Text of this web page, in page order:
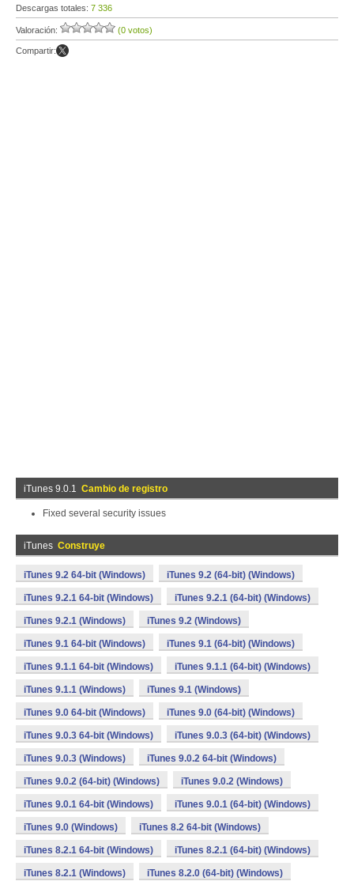
Descargas totales: 7 336
Valoración: (0 votos)
Compartir:
iTunes 9.0.1 Cambio de registro
Fixed several security issues
iTunes Construye
iTunes 9.2 64-bit (Windows) iTunes 9.2 (64-bit) (Windows)
iTunes 9.2.1 64-bit (Windows) iTunes 9.2.1 (64-bit) (Windows)
iTunes 9.2.1 (Windows) iTunes 9.2 (Windows)
iTunes 9.1 64-bit (Windows) iTunes 9.1 (64-bit) (Windows)
iTunes 9.1.1 64-bit (Windows) iTunes 9.1.1 (64-bit) (Windows)
iTunes 9.1.1 (Windows) iTunes 9.1 (Windows)
iTunes 9.0 64-bit (Windows) iTunes 9.0 (64-bit) (Windows)
iTunes 9.0.3 64-bit (Windows) iTunes 9.0.3 (64-bit) (Windows)
iTunes 9.0.3 (Windows) iTunes 9.0.2 64-bit (Windows)
iTunes 9.0.2 (64-bit) (Windows) iTunes 9.0.2 (Windows)
iTunes 9.0.1 64-bit (Windows) iTunes 9.0.1 (64-bit) (Windows)
iTunes 9.0 (Windows) iTunes 8.2 64-bit (Windows)
iTunes 8.2.1 64-bit (Windows) iTunes 8.2.1 (64-bit) (Windows)
iTunes 8.2.1 (Windows) iTunes 8.2.0 (64-bit) (Windows)